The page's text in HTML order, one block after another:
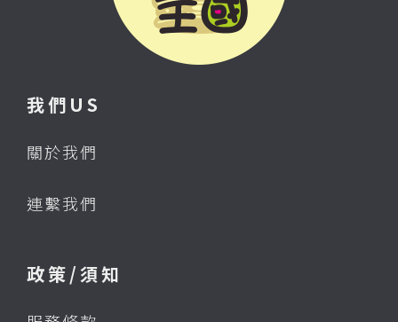
我們US
關於我們
連繫我們
政策/須知